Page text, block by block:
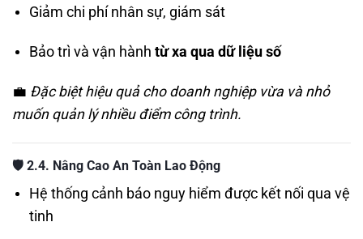
Giảm chi phí nhân sự, giám sát
Bảo trì và vận hành từ xa qua dữ liệu số
💼 Đặc biệt hiệu quả cho doanh nghiệp vừa và nhỏ
muốn quản lý nhiều điểm công trình.
🛡️ 2.4. Nâng Cao An Toàn Lao Động
Hệ thống cảnh báo nguy hiểm được kết nối qua vệ
tinh